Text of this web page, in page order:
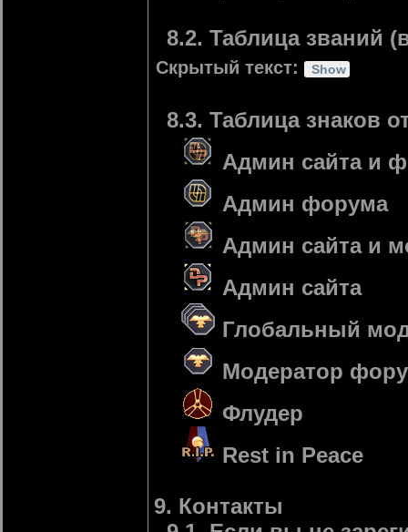
8.2. Таблица званий
Скрытый текст:
8.3. Таблица знаков
Админ сайта и
Админ форума
Админ сайта и
Админ сайта
Глобальный
Модератор
Флудер
Rest in Peace
9. Контакты